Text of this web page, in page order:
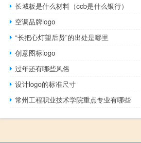
长城板是什么材料（ccb是什么银行）
空调品牌logo
“长把心灯望后贤”的出处是哪里
创意图标logo
过年还有哪些风俗
设计logo的标准尺寸
常州工程职业技术学院重点专业有哪些